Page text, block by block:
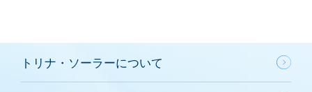
トリナ・ソーラーについて